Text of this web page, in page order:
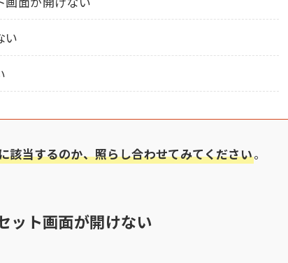
い
該当するのか、照らし合わせてみてください。
ット画面が開けない